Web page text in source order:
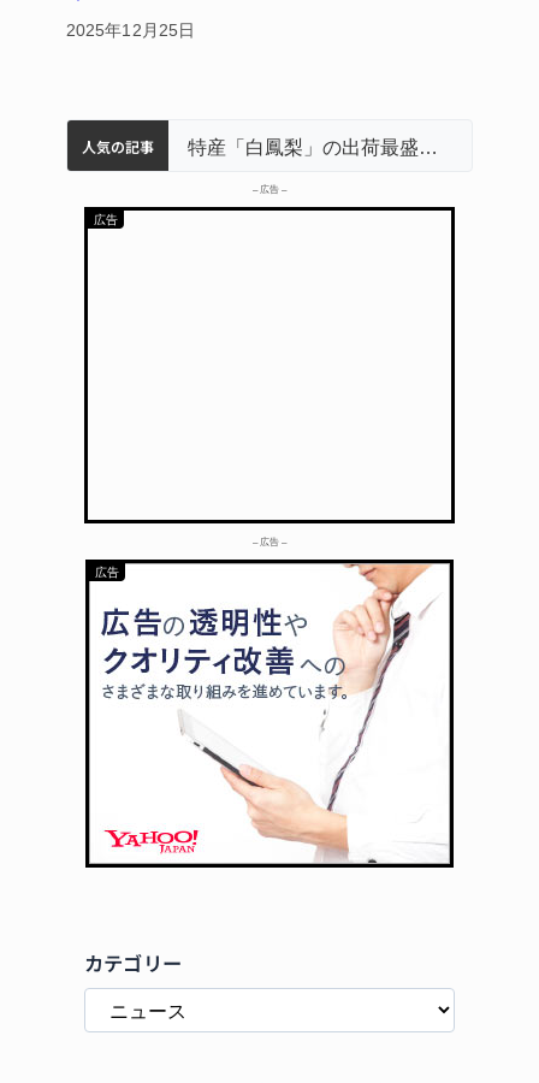
2025年12月25日
人気の記事
名張市水道料金47％値上げへ 答申案、審議会で大筋まとまる
中学校の陶壁モニュメント 地元建設会社がボランティアで清掃 伊賀
名張市立病院のDMAT、熊本地震の被災地へ 能登以来3回目の派遣
「息子が妊娠させた」母娘だまされ400万円詐欺被害 名張 特産「白鳳梨」の出荷最盛期 直売所にぎわう 伊賀
– 広告 –
– 広告 –
カテゴリー